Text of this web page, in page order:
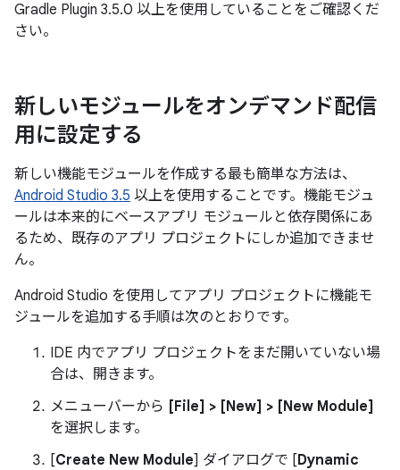
Gradle Plugin 3.5.0 以上を使用していることをご確認くだ
さい。
新しいモジュールをオンデマンド配信
用に設定する
新しい機能モジュールを作成する最も簡単な方法は、
Android Studio 3.5 以上を使用することです。機能モジュ
ールは本来的にベースアプリ モジュールと依存関係にあ
るため、既存のアプリ プロジェクトにしか追加できませ
ん。
Android Studio を使用してアプリ プロジェクトに機能モ
ジュールを追加する手順は次のとおりです。
IDE 内でアプリ プロジェクトをまだ開いていない場
合は、開きます。
メニューバーから [File] > [New] > [New Module]
を選択します。
[Create New Module] ダイアログで [Dynamic